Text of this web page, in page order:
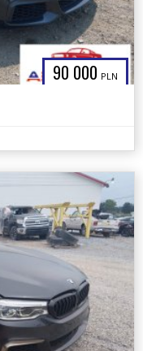
90 000 PLN